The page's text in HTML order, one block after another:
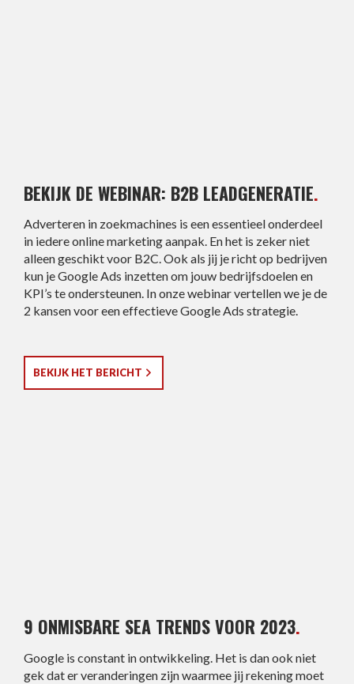
BEKIJK DE WEBINAR: B2B LEADGENERATIE.
Adverteren in zoekmachines is een essentieel onderdeel
in iedere online marketing aanpak. En het is zeker niet
alleen geschikt voor B2C. Ook als jij je richt op bedrijven
kun je Google Ads inzetten om jouw bedrijfsdoelen en
KPI’s te ondersteunen. In onze webinar vertellen we je de
2 kansen voor een effectieve Google Ads strategie.
BEKIJK HET BERICHT
9 ONMISBARE SEA TRENDS VOOR 2023.
Google is constant in ontwikkeling. Het is dan ook niet
gek dat er veranderingen zijn waarmee jij rekening moet